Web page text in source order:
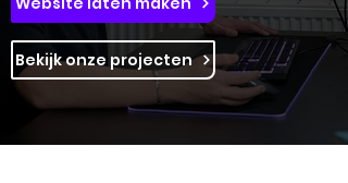
Bekijk onze projecten